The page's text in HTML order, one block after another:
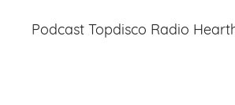
Podcast Topdisco Radio